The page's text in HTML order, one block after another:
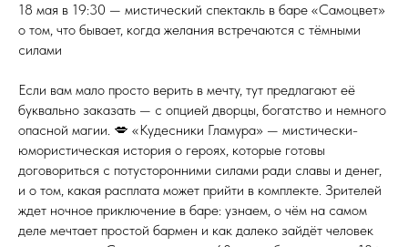
18 мая в 19:30 — мистический спектакль в баре «Самоцвет»
о том, что бывает, когда желания встречаются с тёмными
силами
Если вам мало просто верить в мечту, тут предлагают её
буквально заказать — с опцией дворцы, богатство и немного
опасной магии. 💋 «Кудесники Гламура» — мистически-
юмористическая история о героях, которые готовы
договориться с потусторонними силами ради славы и денег,
и о том, какая расплата может прийти в комплекте. Зрителей
ждет ночное приключение в баре: узнаем, о чём на самом
деле мечтает простой бармен и как далеко зайдёт человек